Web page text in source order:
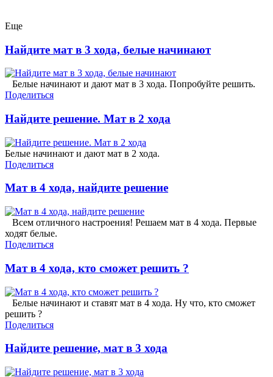
Еще
Найдите мат в 3 хода, белые начинают
Белые начинают и дают мат в 3 хода. Попробуйте решить.
Поделиться
Найдите решение. Мат в 2 хода
Белые начинают и дают мат в 2 хода.
Поделиться
Мат в 4 хода, найдите решение
Всем отличного настроения! Решаем мат в 4 хода. Первые
ходят белые.
Поделиться
Мат в 4 хода, кто сможет решить ?
Белые начинают и ставят мат в 4 хода. Ну что, кто сможет
решить ?
Поделиться
Найдите решение, мат в 3 хода